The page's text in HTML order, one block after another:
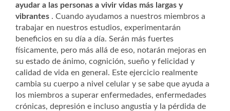
ayudar a las personas a vivir vidas más largas y
vibrantes . Cuando ayudamos a nuestros miembros a
trabajar en nuestros estudios, experimentarán
beneficios en su día a día. Serán más fuertes
físicamente, pero más allá de eso, notarán mejoras en
su estado de ánimo, cognición, sueño y felicidad y
calidad de vida en general. Este ejercicio realmente
cambia su cuerpo a nivel celular y se sabe que ayuda a
los miembros a superar enfermedades, enfermedades
crónicas, depresión e incluso angustia y la pérdida de